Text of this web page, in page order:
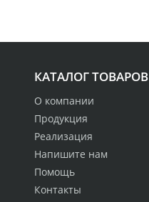
КАТАЛОГ ТОВАРОВ
О компании
Продукция
Реализация
Напишите нам
Помощь
Контакты